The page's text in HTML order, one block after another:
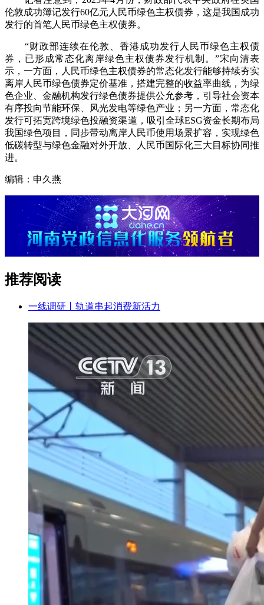
伦敦成功簿记发行60亿元人民币绿色主权债券，这是我国成功
发行的首笔人民币绿色主权债券。
“财政部连续在伦敦、香港成功发行人民币绿色主权债
券，已形成常态化离岸绿色主权债券发行机制。”宋向清表
示，一方面，人民币绿色主权债券的常态化发行能够持续夯实
离岸人民币绿色债券定价基准，搭建完整的收益率曲线，为绿
色企业、金融机构发行绿色债券提供公允参考，引导社会资本
有序投向节能环保、风光发电等绿色产业；另一方面，常态化
发行可拓宽跨境绿色投融资渠道，吸引全球ESG资金长期布局
我国绿色项目，同步带动离岸人民币使用场景扩容，实现绿色
低碳转型与绿色金融对外开放、人民币国际化三大目标协同推
进。
编辑：申久燕
推荐阅读
一线调研丨轨道串起消费新活力